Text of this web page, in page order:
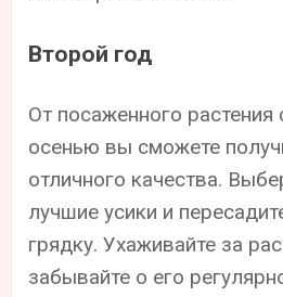
Второй год
От посаженного
осенью вы сможете
отличного качества.
лучшие усики и
грядку. Ухаживайте за
забывайте о его